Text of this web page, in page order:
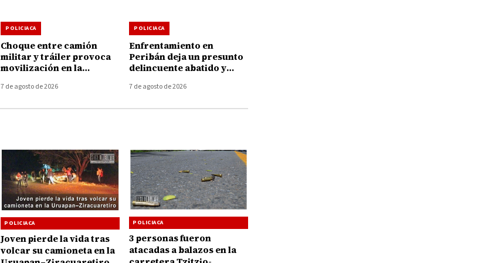
POLICIACA
Choque entre camión
militar y tráiler provoca
movilización en la
Taretan
7 de agosto de 2026
POLICIACA
Enfrentamiento en
Peribán deja un presunto
delincuente abatido y
7 de agosto de 2026
POLICIACA
Joven pierde la vida tras
volcar su camioneta en la
POLICIACA
3 personas fueron
atacadas a balazos en la